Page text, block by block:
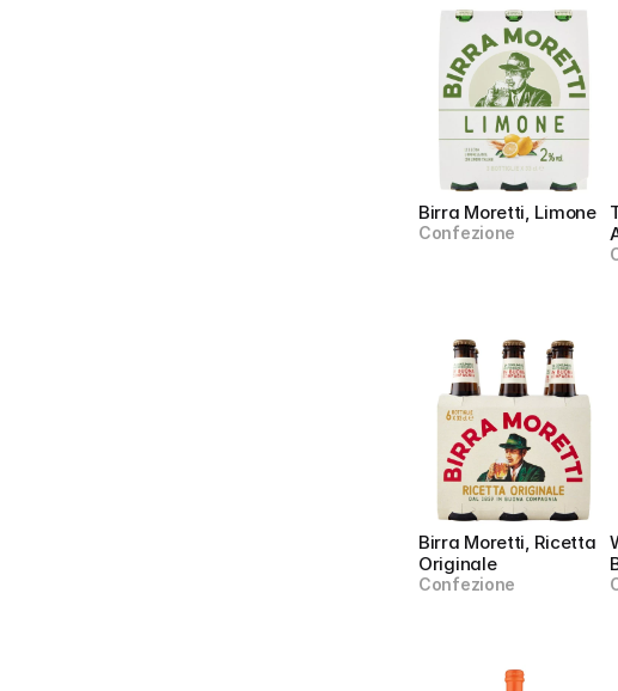
Birra Moretti, Limone
Confezione
Birra Moretti, Ricetta
Originale
Confezione